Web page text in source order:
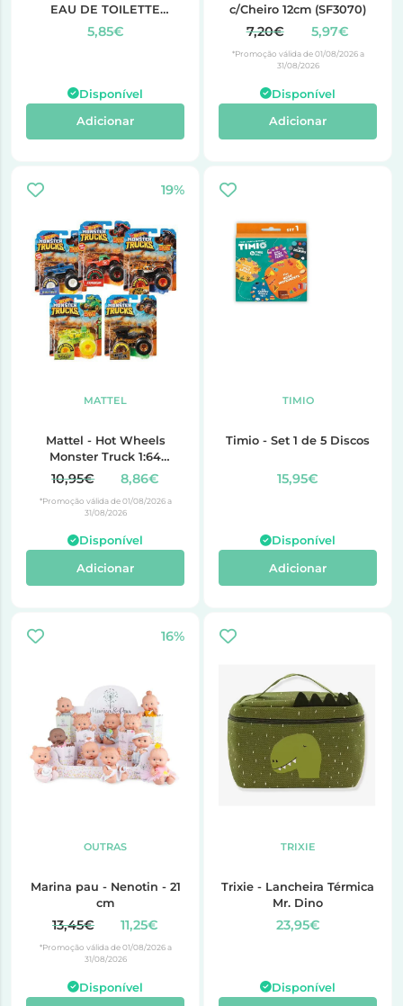
EAU DE TOILETTE
PURPLE 50 ml
5,85€
Disponível
Adicionar
c/Cheiro 12cm (SF3070)
7,20€ 5,97€
*Promoção válida de 01/08/2026 a
31/08/2026
Disponível
Adicionar
19%
MATTEL
Mattel - Hot Wheels
Monster Truck 1:64
(MT.FYJ44)
10,95€ 8,86€
*Promoção válida de 01/08/2026 a
31/08/2026
Disponível
Adicionar
TIMIO
Timio - Set 1 de 5 Discos
15,95€
Disponível
Adicionar
16%
OUTRAS
Marina pau - Nenotin - 21
cm
13,45€ 11,25€
*Promoção válida de 01/08/2026 a
31/08/2026
Disponível
TRIXIE
Trixie - Lancheira Térmica
Mr. Dino
23,95€
Disponível